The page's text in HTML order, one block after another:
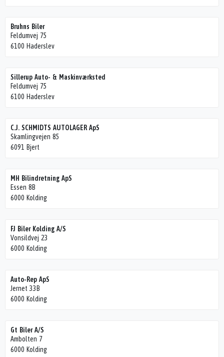
Bruhns Biler
Feldumvej 75
6100 Haderslev
Sillerup Auto- & Maskinværksted
Feldumvej 75
6100 Haderslev
C.J. SCHMIDTS AUTOLAGER ApS
Skamlingvejen 85
6091 Bjert
MH Bilindretning ApS
Essen 8B
6000 Kolding
FJ Biler Kolding A/S
Vonsildvej 23
6000 Kolding
Auto-Rep ApS
Jernet 33B
6000 Kolding
Gt Biler A/S
Ambolten 7
6000 Kolding